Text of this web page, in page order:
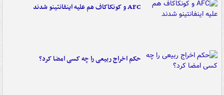
AFC و کونکاکاف هم علیه اینفانتینو شدند
حکم اخراج ربیعی را چه کسی امضا کرد؟